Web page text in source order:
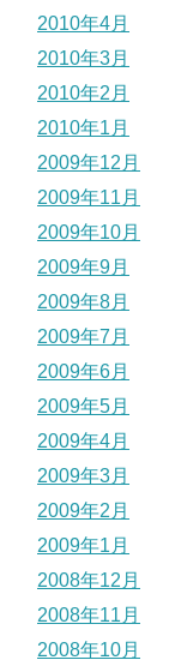
2010年4月
2010年3月
2010年2月
2010年1月
2009年12月
2009年11月
2009年10月
2009年9月
2009年8月
2009年7月
2009年6月
2009年5月
2009年4月
2009年3月
2009年2月
2009年1月
2008年12月
2008年11月
2008年10月